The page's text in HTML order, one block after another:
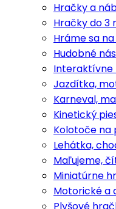
Hračky a
Hračky do 3
Hráme sa
Hudobné
Interaktívne
Jazdítka,
Karneval,
Kinetický
Kolotoče na
Lehátka,
Maľujeme,
Miniatúrne
Motorické a